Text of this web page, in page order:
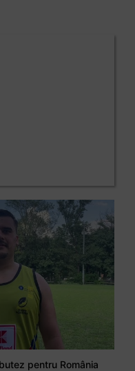
pentru România